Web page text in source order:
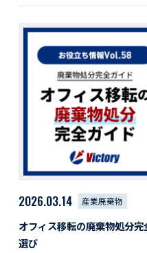
サ
2026.03.14 産業廃棄物
オフィス移転の廃棄物処分
選び